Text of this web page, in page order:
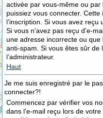
activée par vous-même ou par
puissiez vous connecter.
l’inscription. Si vous avez reçu
Si vous n’avez pas reçu d’e-
une adresse incorrecte ou que
anti-spam. Si vous êtes sûr de
l’administrateur.
Haut
Je me suis enregistré par le
connecter?!
Commencez par vérifier vos
dans l’e-mail reçu lors de